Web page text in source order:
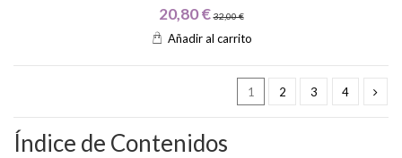
20,80 € 32,00 €
Añadir al carrito
1 2 3 4
Índice de Contenidos